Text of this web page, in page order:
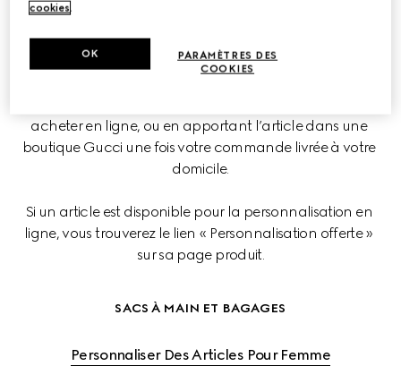
EN LIGNE
acheter en ligne, ou en apportant l’article dans une
boutique Gucci une fois votre commande livrée à votre
domicile.
Si un article est disponible pour la personnalisation en
ligne, vous trouverez le lien « Personnalisation offerte »
sur sa page produit.
SACS À MAIN ET BAGAGES
Personnaliser Des Articles Pour Femme
cookies.
PARAMÈTRES DES
COOKIES
OK